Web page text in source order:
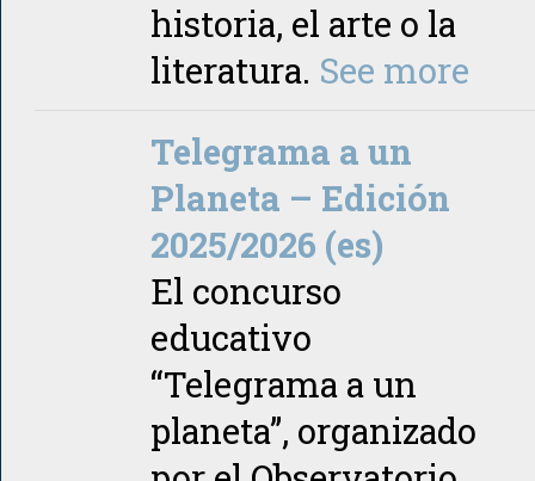
historia, el arte o la
literatura. See more
Telegrama a un
Planeta – Edición
2025/2026 (es)
El concurso
educativo
“Telegrama a un
planeta”, organizado